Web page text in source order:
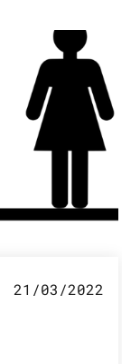
21/03/2022